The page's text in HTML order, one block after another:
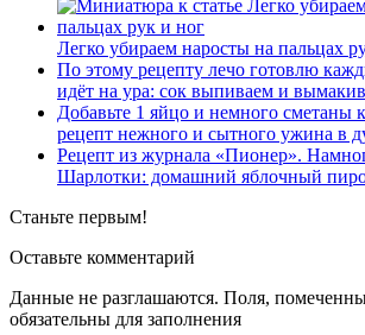
Легко убираем наросты на пальцах
По этому рецепту лечо готовлю
идёт на ура: сок выпиваем и
Добавьте 1 яйцо и немного сметаны
рецепт нежного и сытного ужина в
Рецепт из журнала «Пионер».
Шарлотки: домашний яблочный
Станьте первым!
Оставьте комментарий
Данные не разглашаются. Поля,
обязательны для заполнения